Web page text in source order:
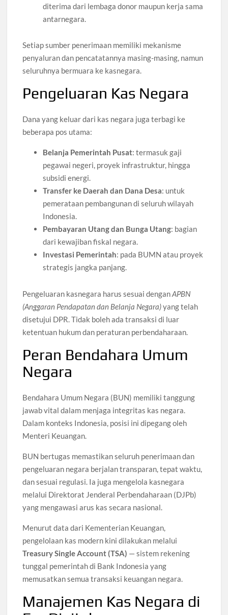
diterima dari lembaga donor maupun kerja sama
antarnegara.
Setiap sumber penerimaan memiliki mekanisme
penyaluran dan pencatatannya masing-masing, namun
seluruhnya bermuara ke kasnegara.
Pengeluaran Kas Negara
Dana yang keluar dari kas negara juga terbagi ke
beberapa pos utama:
Belanja Pemerintah Pusat: termasuk gaji
pegawai negeri, proyek infrastruktur, hingga
subsidi energi.
Transfer ke Daerah dan Dana Desa: untuk
pemerataan pembangunan di seluruh wilayah
Indonesia.
Pembayaran Utang dan Bunga Utang: bagian
dari kewajiban fiskal negara.
Investasi Pemerintah: pada BUMN atau proyek
strategis jangka panjang.
Pengeluaran kasnegara harus sesuai denganAPBN
(Anggaran Pendapatan dan Belanja Negara)yang telah
disetujui DPR. Tidak boleh ada transaksi di luar
ketentuan hukum dan peraturan perbendaharaan.
Peran Bendahara Umum
Negara
Bendahara Umum Negara (BUN) memiliki tanggung
jawab vital dalam menjaga integritas kas negara.
Dalam konteks Indonesia, posisi ini dipegang oleh
Menteri Keuangan.
BUN bertugas memastikan seluruh penerimaan dan
pengeluaran negara berjalan transparan, tepat waktu,
dan sesuai regulasi. Ia juga mengelola kasnegara
melalui Direktorat Jenderal Perbendaharaan (DJPb)
yang mengawasi arus kas secara nasional.
Menurut data dari Kementerian Keuangan,
pengelolaan kas modern kini dilakukan melalui
Treasury Single Account (TSA) — sistem rekening
tunggal pemerintah di Bank Indonesia yang
memusatkan semua transaksi keuangan negara.
Manajemen Kas Negara di